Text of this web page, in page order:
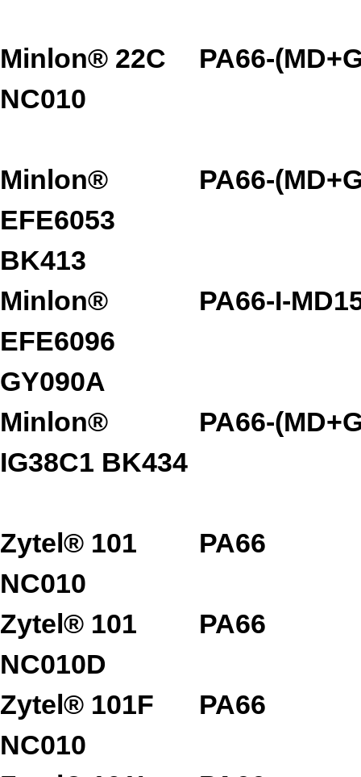
Minlon® 22C
NC010
PA66-
Minlon®
EFE6053
BK413
PA66-
Minlon®
EFE6096
GY090A
PA66-I-
Minlon®
IG38C1 BK434
PA66-
Zytel® 101
NC010
PA66
Zytel® 101
NC010D
PA66
Zytel® 101F
NC010
PA66